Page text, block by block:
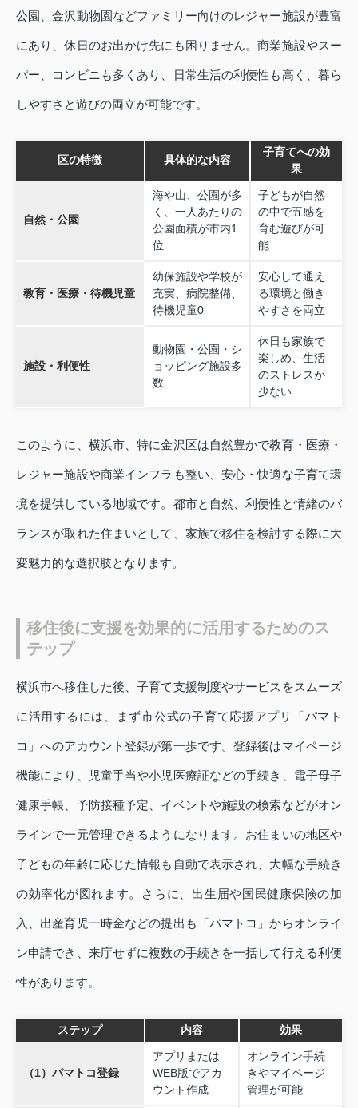
公園、金沢動物園などファミリー向けのレジャー施設が豊富
にあり、休日のお出かけ先にも困りません。商業施設やスー
パー、コンビニも多くあり、日常生活の利便性も高く、暮ら
しやすさと遊びの両立が可能です。
区の特徴 具体的な内容
子育てへの効
果
自然・公園
海や山、公園が多
く、一人あたりの
公園面積が市内1
位
子どもが自然
の中で五感を
育む遊びが可
能
教育・医療・待機児童
幼保施設や学校が
充実、病院整備、
待機児童0
安心して通え
る環境と働き
やすさを両立
施設・利便性
動物園・公園・シ
ョッピング施設多
数
休日も家族で
楽しめ、生活
のストレスが
少ない
このように、横浜市、特に金沢区は自然豊かで教育・医療・
レジャー施設や商業インフラも整い、安心・快適な子育て環
境を提供している地域です。都市と自然、利便性と情緒のバ
ランスが取れた住まいとして、家族で移住を検討する際に大
変魅力的な選択肢となります。
移住後に支援を効果的に活用するためのス
テップ
横浜市へ移住した後、子育て支援制度やサービスをスムーズ
に活用するには、まず市公式の子育て応援アプリ「パマト
コ」へのアカウント登録が第一歩です。登録後はマイページ
機能により、児童手当や小児医療証などの手続き、電子母子
健康手帳、予防接種予定、イベントや施設の検索などがオン
ラインで一元管理できるようになります。お住まいの地区や
子どもの年齢に応じた情報も自動で表示され、大幅な手続き
の効率化が図れます。さらに、出生届や国民健康保険の加
入、出産育児一時金などの提出も「パマトコ」からオンライ
ン申請でき、来庁せずに複数の手続きを一括して行える利便
性があります。
ステップ 内容 効果
（1）パマトコ登録
アプリまたは
WEB版でアカ
ウント作成
オンライン手続
きやマイページ
管理が可能